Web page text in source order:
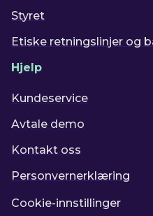
Styret
Etiske retningslinjer og
Hjelp
Kundeservice
Avtale demo
Kontakt oss
Personvernerklæring
Cookie-innstillinger